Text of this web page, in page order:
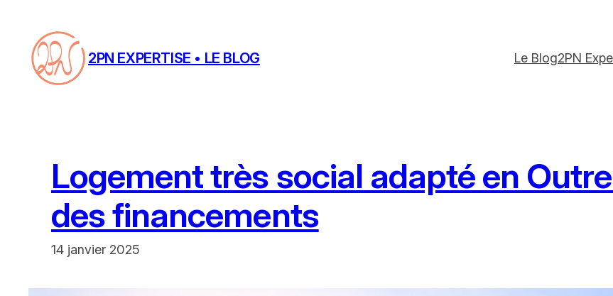
contenu
2PN EXPERTISE • LE BLOG Le Blog2PN
Logement très social adapté en
des financements
14 janvier 2025